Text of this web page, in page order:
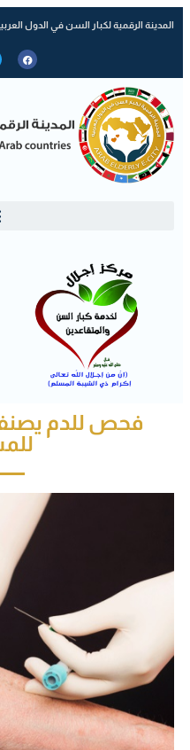
المدينة الرقمية لكبار السن في الدول
فحص للدم يصنف